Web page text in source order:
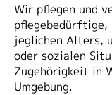
Wir pflegen und
pflegebedürftige,
jeglichen Alters,
oder sozialen
Zugehörigkeit in
Umgebung.